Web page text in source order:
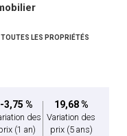
TOUTES LES PROPRIÉTÉS
-3,75 %
des
(1 an)
19,68 %
Variation des
prix (5 ans)